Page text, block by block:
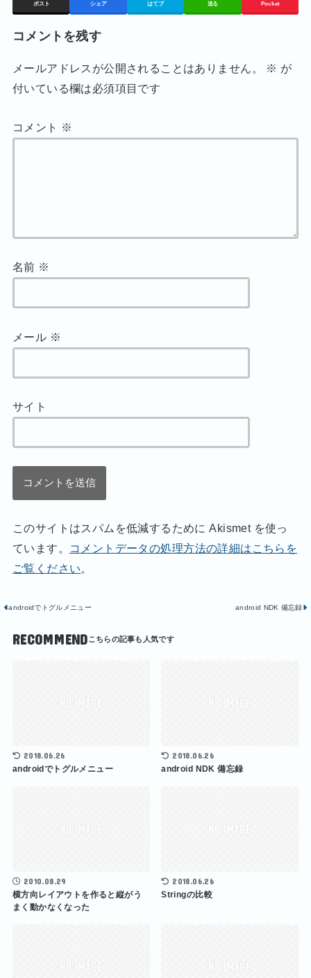
ポスト シェア はてブ 送る Pocket
コメントを残す
メールアドレスが公開されることはありません。 ※ が
付いている欄は必須項目です
コメント ※
名前 ※
メール ※
サイト
このサイトはスパムを低減するために Akismet を使っ
ています。
コメントデータの処理方法の詳細はこちらを
ご覧ください。
androidでトグルメニュー android NDK 備忘録
RECOMMEND
2018.06.26
androidでトグルメニュー
2018.06.26
android NDK 備忘録
2010.08.29
横方向レイアウトを作ると縦がう
まく動かなくなった
2018.06.26
Stringの比較